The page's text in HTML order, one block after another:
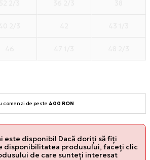
comenzi de peste 400 RON
este disponibil Dacă doriți să fiți
disponibilitatea produsului, faceți clic
de care sunteți interesat